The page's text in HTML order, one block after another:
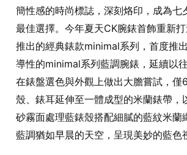
簡性感的時尚標誌，深刻烙印，成為七
最佳選擇。今年夏天CK腕錶首飾重新
推出的經典錶款minimal系列，首度推
導性的minimal系列藍調腕錶，延續以
在錶盤選色與外觀上做出大膽嘗試，僅
殼、錶耳延伸至一體成型的米蘭錶帶，
砂霧面處理藍錶殼搭配細膩的藍紋米蘭
藍調猶如早晨的天空，呈現美妙的藍色